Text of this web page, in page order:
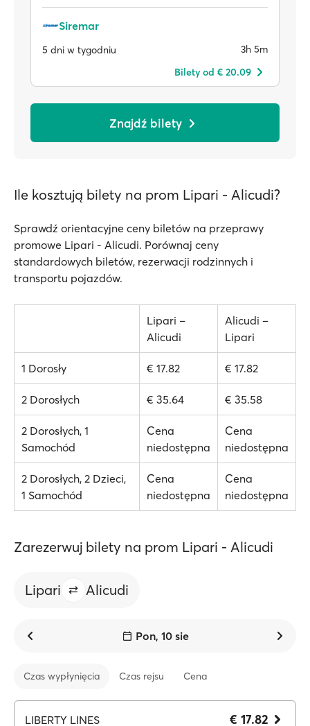
Siremar
5 dni w tygodniu
3h 5m
Bilety od € 20.09
Znajdź bilety
Ile kosztują bilety na prom Lipari - Alicudi?
Sprawdź orientacyjne ceny biletów na przeprawy
promowe Lipari - Alicudi. Porównaj ceny
standardowych biletów, rezerwacji rodzinnych i
transportu pojazdów.
Lipari –
Alicudi
Alicudi –
Lipari
1 Dorosły € 17.82 € 17.82
2 Dorosłych € 35.64 € 35.58
2 Dorosłych, 1
Samochód
Cena
niedostępna
Cena
niedostępna
2 Dorosłych, 2 Dzieci,
1 Samochód
Cena
niedostępna
Cena
niedostępna
Zarezerwuj bilety na prom Lipari - Alicudi
Lipari Alicudi
Pon, 10 sie
Czas wypłynięcia Czas rejsu Cena
LIBERTY LINES € 17.82